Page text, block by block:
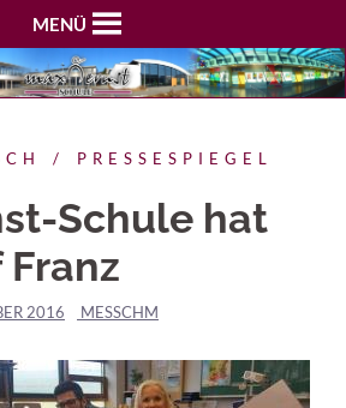
MENÜ
PRESSESPIEGEL
Schule hat
2016 MESSCHM